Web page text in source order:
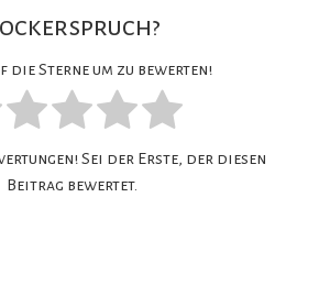
die Sterne um zu bewerten!
Sei der Erste, der diesen
Beitrag bewertet.